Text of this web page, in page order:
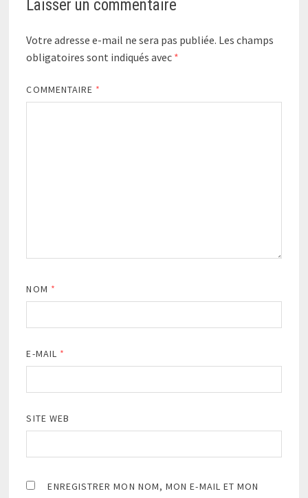
Laisser un commentaire
Votre adresse e-mail ne sera pas publiée. Les champs
obligatoires sont indiqués avec *
COMMENTAIRE *
NOM *
E-MAIL *
SITE WEB
ENREGISTRER MON NOM, MON E-MAIL ET MON